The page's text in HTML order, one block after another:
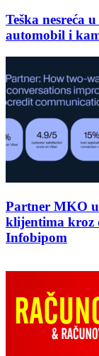
Teška nesreća
automobil i
Partner MKO
klijentima kroz
Infobipom